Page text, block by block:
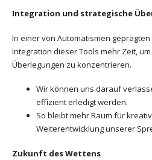
Integration und strategische
In einer von Automatismen
Integration dieser Tools mehr Zeit,
Überlegungen zu konzentrieren.
Wir können uns darauf
effizient erledigt werden.
So bleibt mehr Raum für
Weiterentwicklung unserer
Zukunft des Wettens